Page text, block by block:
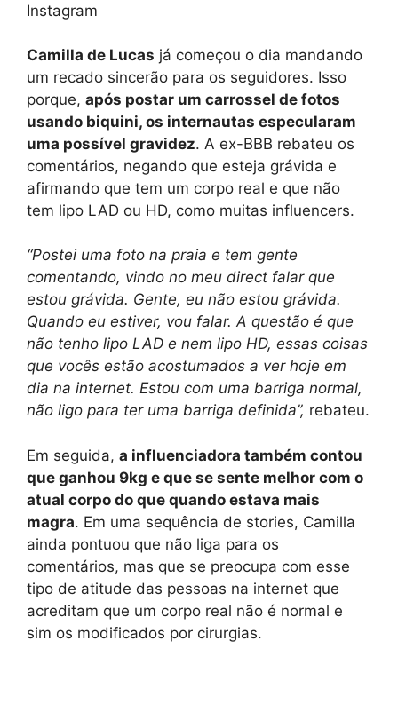
Instagram
Camilla de Lucas já começou o dia mandando
um recado sincerão para os seguidores. Isso
porque, após postar um carrossel de fotos
usando biquini, os internautas especularam
uma possível gravidez. A ex-BBB rebateu os
comentários, negando que esteja grávida e
afirmando que tem um corpo real e que não
tem lipo LAD ou HD, como muitas influencers.
“Postei uma foto na praia e tem gente
comentando, vindo no meu direct falar que
estou grávida. Gente, eu não estou grávida.
Quando eu estiver, vou falar. A questão é que
não tenho lipo LAD e nem lipo HD, essas coisas
que vocês estão acostumados a ver hoje em
dia na internet. Estou com uma barriga normal,
não ligo para ter uma barriga definida”, rebateu.
Em seguida, a influenciadora também contou
que ganhou 9kg e que se sente melhor com o
atual corpo do que quando estava mais
magra. Em uma sequência de stories, Camilla
ainda pontuou que não liga para os
comentários, mas que se preocupa com esse
tipo de atitude das pessoas na internet que
acreditam que um corpo real não é normal e
sim os modificados por cirurgias.